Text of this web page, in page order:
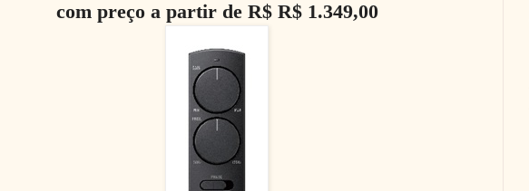
com preço a partir de R$ R$ 1.349,00